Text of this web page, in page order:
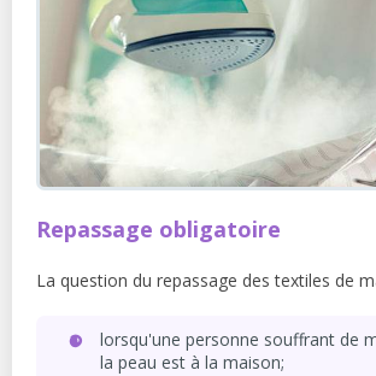
Repassage obligatoire
La question du repassage des textiles de
lorsqu'une personne souffrant de
la peau est à la maison;